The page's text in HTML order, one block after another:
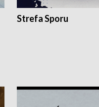
Strefa Sporu